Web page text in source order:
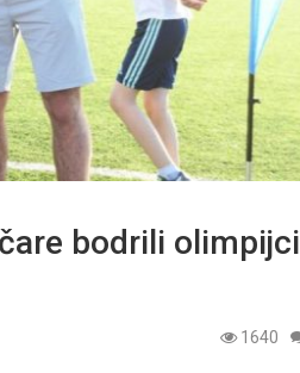
bodrili olimpijci
1640